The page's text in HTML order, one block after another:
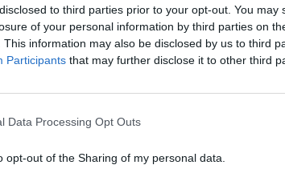
to third parties prior to your opt-out. You may
of your personal information by third parties on
This information may also be disclosed by us to third
Participants that may further disclose it to other third
Data Processing Opt Outs
opt-out of the Sharing of my personal data.
16/05/2024 - 18:37